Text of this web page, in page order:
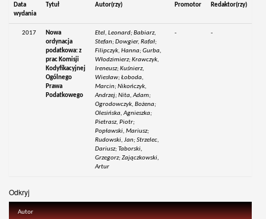
Data
wydania
Tytuł Autor(rzy) Promotor Redaktor(rzy)
2017
Nowa
ordynacja
podatkowa: z
prac Komisji
Kodyfikacyjnej
Ogólnego
Prawa
Podatkowego
Etel, Leonard; Babiarz,
Stefan; Dowgier, Rafał;
Filipczyk, Hanna; Gurba,
Włodzimierz; Krawczyk,
Ireneusz; Kuśnierz,
Wiesław; Łoboda,
Marcin; Nikończyk,
Andrzej; Nita, Adam;
Ogrodowczyk, Bożena;
Olesińska, Agnieszka;
Pietrasz, Piotr;
Popławski, Mariusz;
Rudowski, Jan; Strzelec,
Dariusz; Taborski,
Grzegorz; Zajączkowski,
Artur
- -
Odkryj
Autor